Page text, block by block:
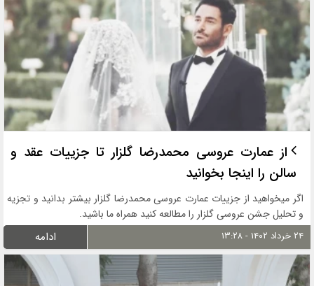
از عمارت عروسی محمدرضا گلزار تا جزییات عقد و
سالن را اینجا بخوانید
اگر میخواهید از جزییات عمارت عروسی محمدرضا گلزار بیشتر بدانید و تجزیه
و تحلیل جشن عروسی گلزار را مطالعه کنید همراه ما باشید.
۲۴ خرداد ۱۴۰۲ - ۱۳:۲۸ ادامه